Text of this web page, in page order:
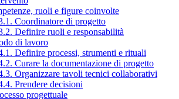
ruoli e figure coinvolte
Coordinatore di progetto
Definire ruoli e responsabilità
di lavoro
Definire processi, strumenti e rituali
Curare la documentazione di progetto
Organizzare tavoli tecnici collaborativi
Prendere decisioni
progettuale